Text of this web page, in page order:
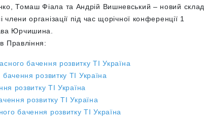
Томаш Фіала та Андрій Вишневський – новий склад
організації під час щорічної конференції 1
Юрчишина.
Правління:
бачення розвитку ТІ Україна
розвитку ТІ Україна
розвитку ТІ Україна
розвитку ТІ Україна
бачення розвитку ТІ Україна